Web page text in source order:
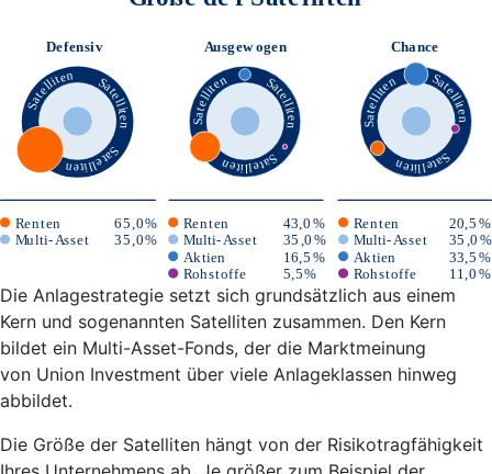
Die Anlagestrategie setzt sich grundsätzlich aus einem
Kern und sogenannten Satelliten zusammen. Den Kern
bildet ein Multi-Asset-Fonds, der die Marktmeinung
von Union Investment über viele Anlageklassen hinweg
abbildet.
Die Größe der Satelliten hängt von der Risikotragfähigkeit